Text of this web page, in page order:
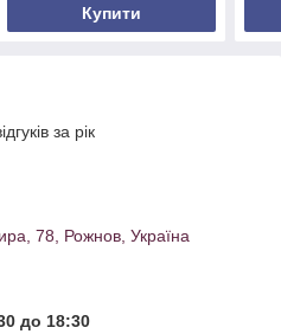
Купити
за рік
78, Рожнов, Україна
до 18:30